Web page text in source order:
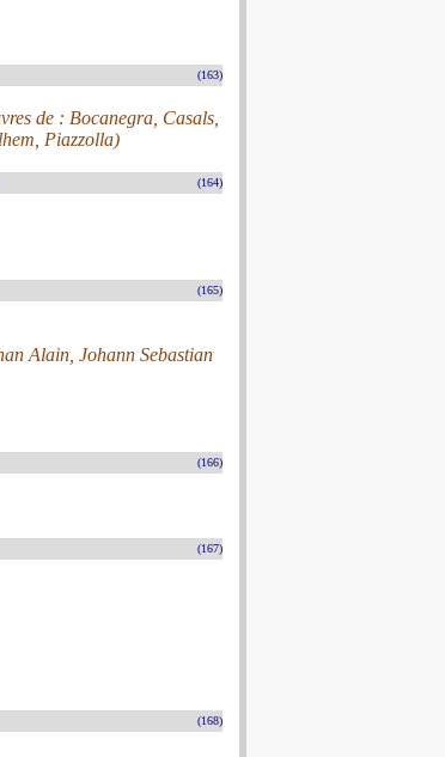
(163)
de : Bocanegra, Casals,
Piazzolla)
(164)
(165)
Alain, Johann Sebastian
(166)
(167)
(168)